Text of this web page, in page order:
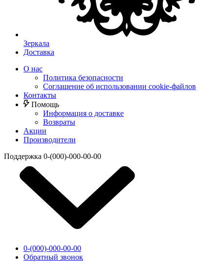
Зеркала
Доставка
О нас
Политика безопасности
Соглашение об использовании cookie-файлов
Контакты
Помощь
Информация о доставке
Возвраты
Акции
Производители
Поддержка 0-(000)-000-00-00
0-(000)-000-00-00
Обратный звонок